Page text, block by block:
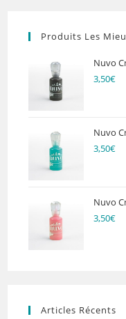
Produits Les
Nuvo
3,50€
Nuvo
3,50€
Nuvo
3,50€
Articles Récents